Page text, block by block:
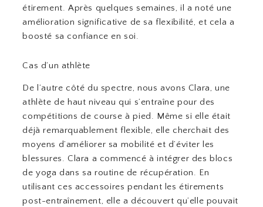
étirement. Après quelques semaines, il a noté une
amélioration significative de sa flexibilité, et cela a
boosté sa confiance en soi.
Cas d’un athlète
De l’autre côté du spectre, nous avons Clara, une
athlète de haut niveau qui s’entraîne pour des
compétitions de course à pied. Même si elle était
déjà remarquablement flexible, elle cherchait des
moyens d’améliorer sa mobilité et d’éviter les
blessures. Clara a commencé à intégrer des blocs
de yoga dans sa routine de récupération. En
utilisant ces accessoires pendant les étirements
post-entraînement, elle a découvert qu’elle pouvait